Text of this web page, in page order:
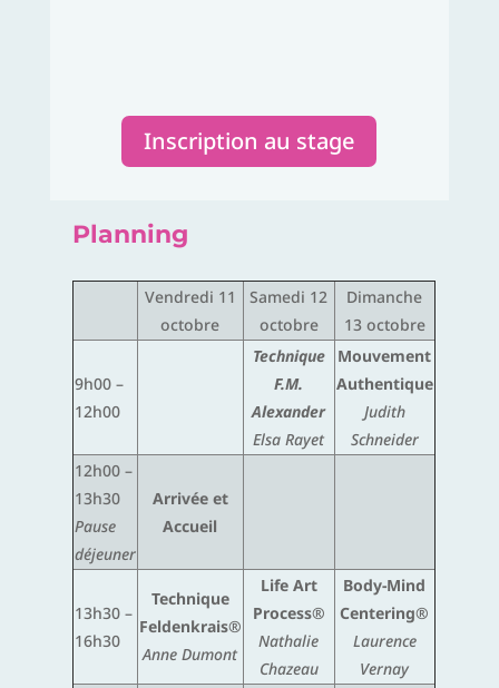
Inscription au stage
Planning
Vendredi 11
octobre
Samedi 12
octobre
Dimanche
13 octobre
9h00 –
12h00
Technique
F.M.
Alexander
Elsa Rayet
Mouvement
Authentique
Judith
Schneider
12h00 –
13h30
Pause
déjeuner
Arrivée et
Accueil
13h30 –
16h30
Technique
Feldenkrais®
Anne Dumont
Life Art
Process®
Nathalie
Chazeau
Body-Mind
Centering®
Laurence
Vernay